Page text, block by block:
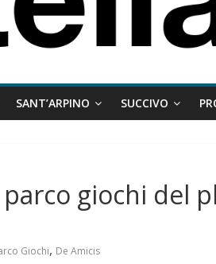
SANT’ARPINO SUCCIVO
giochi del
Giochi, De Amicis